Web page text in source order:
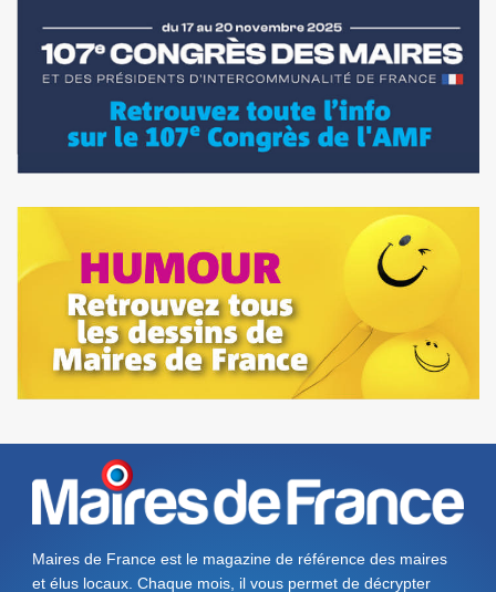
Maires de France est le magazine de référence des maires
et élus locaux. Chaque mois, il vous permet de décrypter